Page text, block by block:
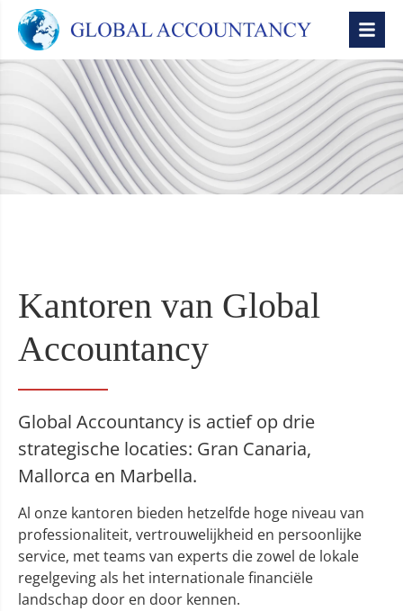
Kantoren van Global
Accountancy
Global Accountancy is actief op drie
strategische locaties: Gran Canaria,
Mallorca en Marbella.
Al onze kantoren bieden hetzelfde hoge niveau van
professionaliteit, vertrouwelijkheid en persoonlijke
service, met teams van experts die zowel de lokale
regelgeving als het internationale financiële
landschap door en door kennen.